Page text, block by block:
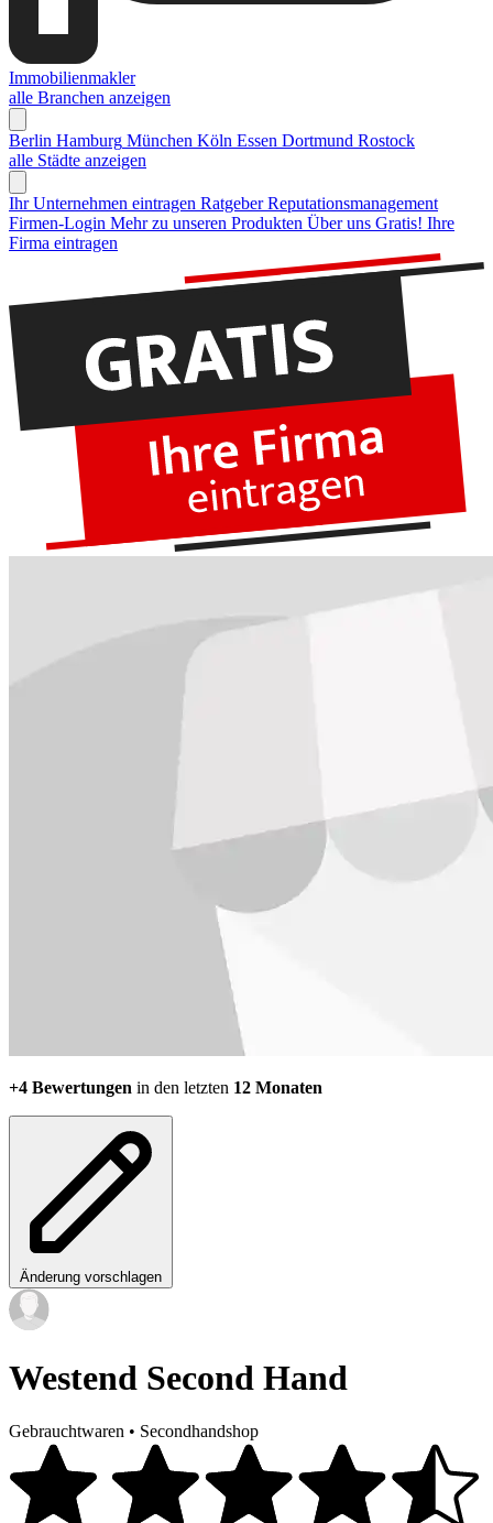
Immobilienmakler
alle Branchen anzeigen
Berlin Hamburg München Köln Essen Dortmund Rostock
alle Städte anzeigen
Ihr Unternehmen eintragen Ratgeber Reputationsmanagement
Firmen-Login Mehr zu unseren Produkten Über uns Gratis! Ihre
Firma eintragen
+4 Bewertungen in den letzten 12 Monaten
Änderung vorschlagen
Westend Second Hand
Gebrauchtwaren • Secondhandshop